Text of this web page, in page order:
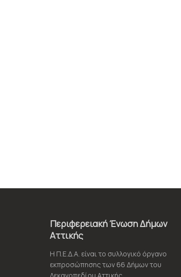
Περιφερειακή Ένωση Δήμων
Αττικής
Η Π.Ε.Δ.Α. είναι το συλλογικό όργανο
εκπροσώπησης των 66 Δήμων του